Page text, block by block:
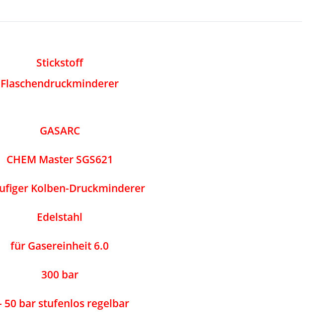
Stickstoff
Flaschendruckminderer
GASARC
CHEM Master SGS621
Kolben-Druckminderer
Edelstahl
für Gasereinheit 6.0
300 bar
50 bar stufenlos regelbar